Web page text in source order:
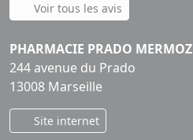
Voir tous les avis
PHARMACIE PRADO MERMOZ
244 avenue du Prado
13008 Marseille
Site internet